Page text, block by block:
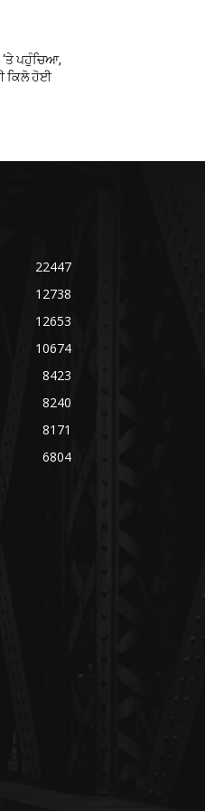
‘ਤੇ ਪਹੁੰਚਿਆ,
ਕਿਲੋ ਹੋਈ
22447
12738
12653
10674
8423
8240
8171
6804